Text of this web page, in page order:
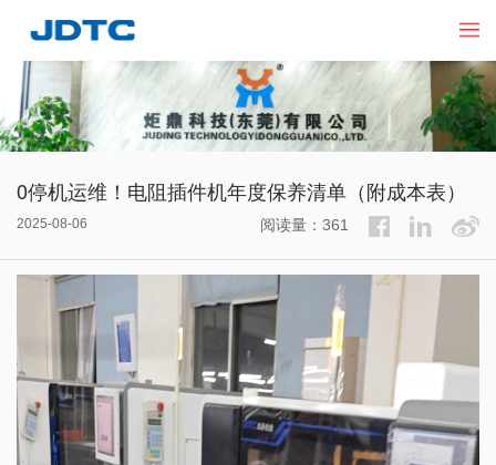
0停机运维！电阻插件机年度保养清单（附成本表）​
2025-08-06 阅读量：361